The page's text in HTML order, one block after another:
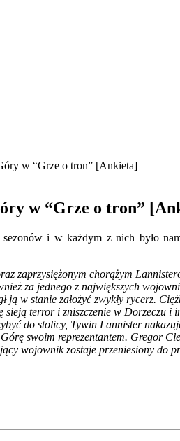
w “Grze o tron” [Ankieta]
w “Grze o tron”
i w każdym z nich było
zaprzysiężonym chorążym
za jednego z największych
w stanie założyć zwykły rycerz.
terror i zniszczenie w
do stolicy, Tywin Lannister
swoim reprezentantem. Gregor
wojownik zostaje przeniesiony do